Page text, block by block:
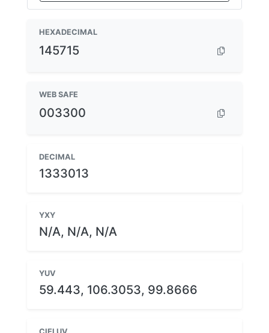
HEXADECIMAL
145715
WEB SAFE
003300
DECIMAL
1333013
YXY
N/A, N/A, N/A
YUV
59.443, 106.3053, 99.8666
CIELUV